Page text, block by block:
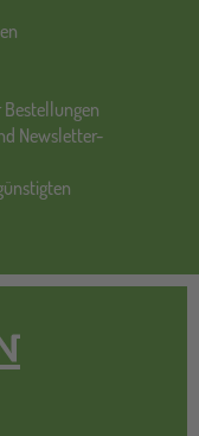
Newsletter-